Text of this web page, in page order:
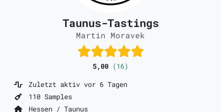
Taunus-Tastings
Martin Moravek
5,00 (16)
Zuletzt aktiv vor 6 Tagen
110 Samples
Hessen / Taunus